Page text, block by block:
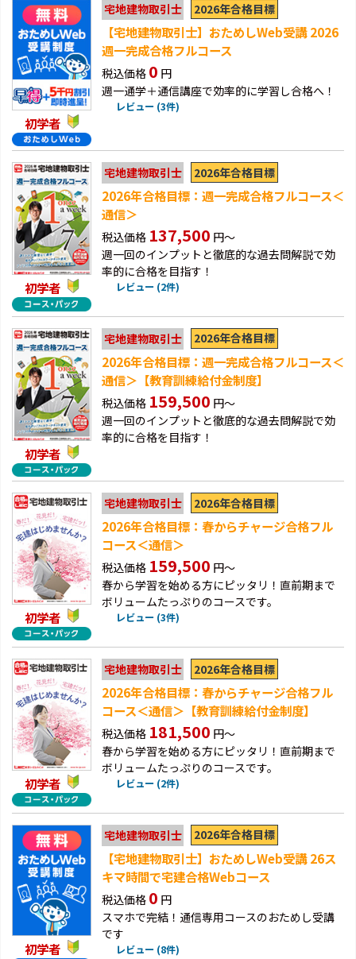
初学者
宅地建物取引士 2026年合格目標
【宅地建物取引士】おためしWeb受講 2026
週一完成合格フルコース
税込価格 0 円
週一通学＋通信講座で効率的に学習し合格へ！
レビュー (3件)
初学者
宅地建物取引士 2026年合格目標
2026年合格目標：週一完成合格フルコース＜
通信＞
税込価格 137,500 円～
週一回のインプットと徹底的な過去問解説で効
率的に合格を目指す！
レビュー (2件)
初学者
宅地建物取引士 2026年合格目標
2026年合格目標：週一完成合格フルコース＜
通信＞【教育訓練給付金制度】
税込価格 159,500 円～
週一回のインプットと徹底的な過去問解説で効
率的に合格を目指す！
初学者
宅地建物取引士 2026年合格目標
2026年合格目標：春からチャージ合格フル
コース＜通信＞
税込価格 159,500 円～
春から学習を始める方にピッタリ！直前期まで
ボリュームたっぷりのコースです。
レビュー (3件)
初学者
宅地建物取引士 2026年合格目標
2026年合格目標：春からチャージ合格フル
コース＜通信＞【教育訓練給付金制度】
税込価格 181,500 円～
春から学習を始める方にピッタリ！直前期まで
ボリュームたっぷりのコースです。
レビュー (2件)
初学者
宅地建物取引士 2026年合格目標
【宅地建物取引士】おためしWeb受講 26ス
キマ時間で宅建合格Webコース
税込価格 0 円
スマホで完結！通信専用コースのおためし受講
です
レビュー (8件)